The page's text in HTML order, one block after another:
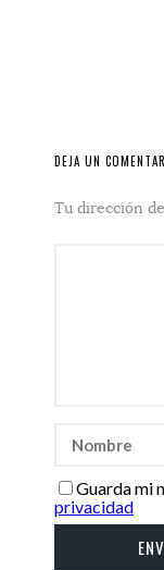
DEJA UN
Tu dirección
Guarda mi
privacidad